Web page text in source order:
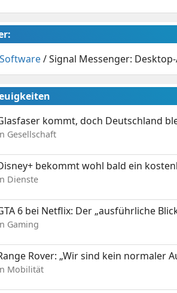
Software/Signal Messenger:
kommt, doch Deutschland
Gesellschaft
bekommt wohl bald ein
Dienste
6 bei Netflix: Der „ausführliche
Gaming
Rover: „Wir sind kein normaler
Mobilität